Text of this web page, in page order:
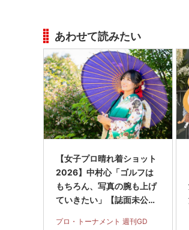
あわせて読みたい
【女子プロ晴れ着ショット
2026】中村心「ゴルフは
もちろん、写真の腕も上げ
ていきたい」【誌面未公開
プロ・トーナメント 週刊GD